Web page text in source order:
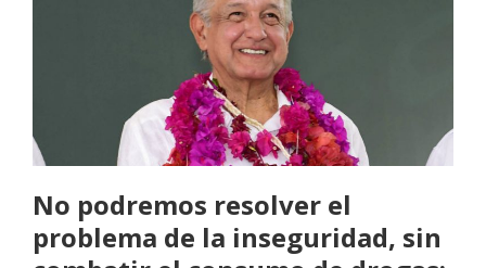
No podremos resolver el
problema de la inseguridad, sin